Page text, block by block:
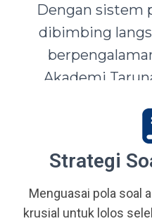
Dengan sistem
dibimbing
Akademi
mewujudkan
Abdi Negara,
Strategi
Menguasai pola soal
krusial untuk lolos